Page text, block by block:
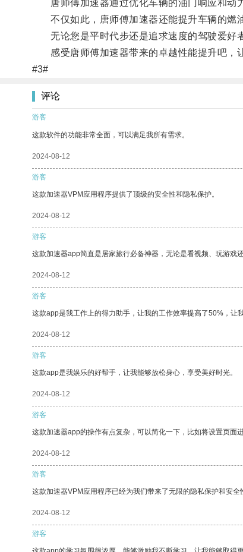
唐师傅加速器通过优化车辆的油门响应和动
不仅如此，唐师傅加速器还能提升车辆的燃
无论您是平时代步还是追求速度的驾驶爱好
感受唐师傅加速器带来的卓越性能提升吧，让
#3#
评论
游客
这款软件的功能非常全面，可以满足我所有需求。
2024-08-12
游客
这款加速器VPM应用程序提供了顶级的安全性和隐私保护。
2024-08-12
游客
这款加速器app简直是居家旅行必备神器，无论是看视频、玩游戏
2024-08-12
游客
这款app是我工作上的得力助手，让我的工作效率提高了50%，让
2024-08-12
游客
这款app是我娱乐的好帮手，让我能够放松身心，享受美好时光。
2024-08-12
游客
这款加速器app的操作有点复杂，可以简化一下，比如将设置页面进
2024-08-12
游客
这款加速器VPM应用程序已经为我们带来了无限的隐私保护和安全
2024-08-12
游客